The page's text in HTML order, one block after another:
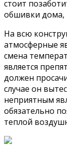
стоит
обшивки дома,
На всю
атмосферные
смена
является
должен
случае он
неприятным
обязательно
теплой